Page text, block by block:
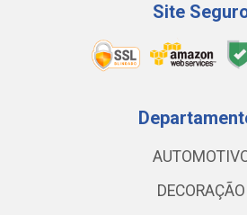
Site
DECORAÇÃO